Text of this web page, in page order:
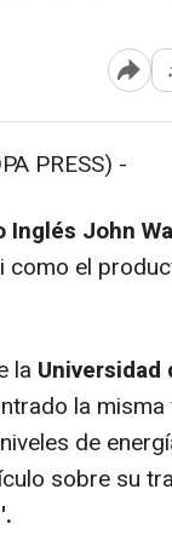
PRESS) -
John
el
la Universidad
la
de
sobre su